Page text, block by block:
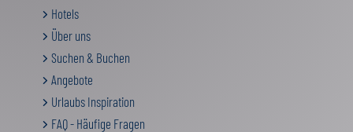
Hotels
Über uns
Suchen & Buchen
Angebote
Urlaubs Inspiration
FAQ - Häufige Fragen